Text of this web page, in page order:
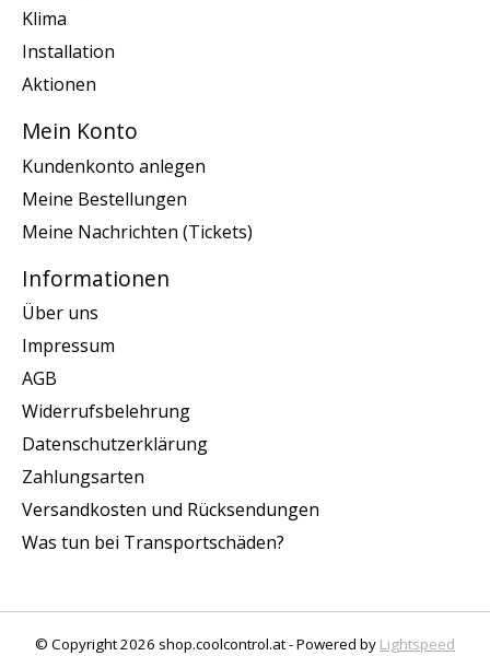
Klima
Installation
Aktionen
Mein Konto
Kundenkonto anlegen
Meine Bestellungen
Meine Nachrichten (Tickets)
Informationen
Über uns
Impressum
AGB
Widerrufsbelehrung
Datenschutzerklärung
Zahlungsarten
Versandkosten und Rücksendungen
Was tun bei Transportschäden?
© Copyright 2026 shop.coolcontrol.at - Powered by Lightspeed